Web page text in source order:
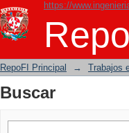
https://
Buscar
RepoFI Principal → Trabajos
Buscar